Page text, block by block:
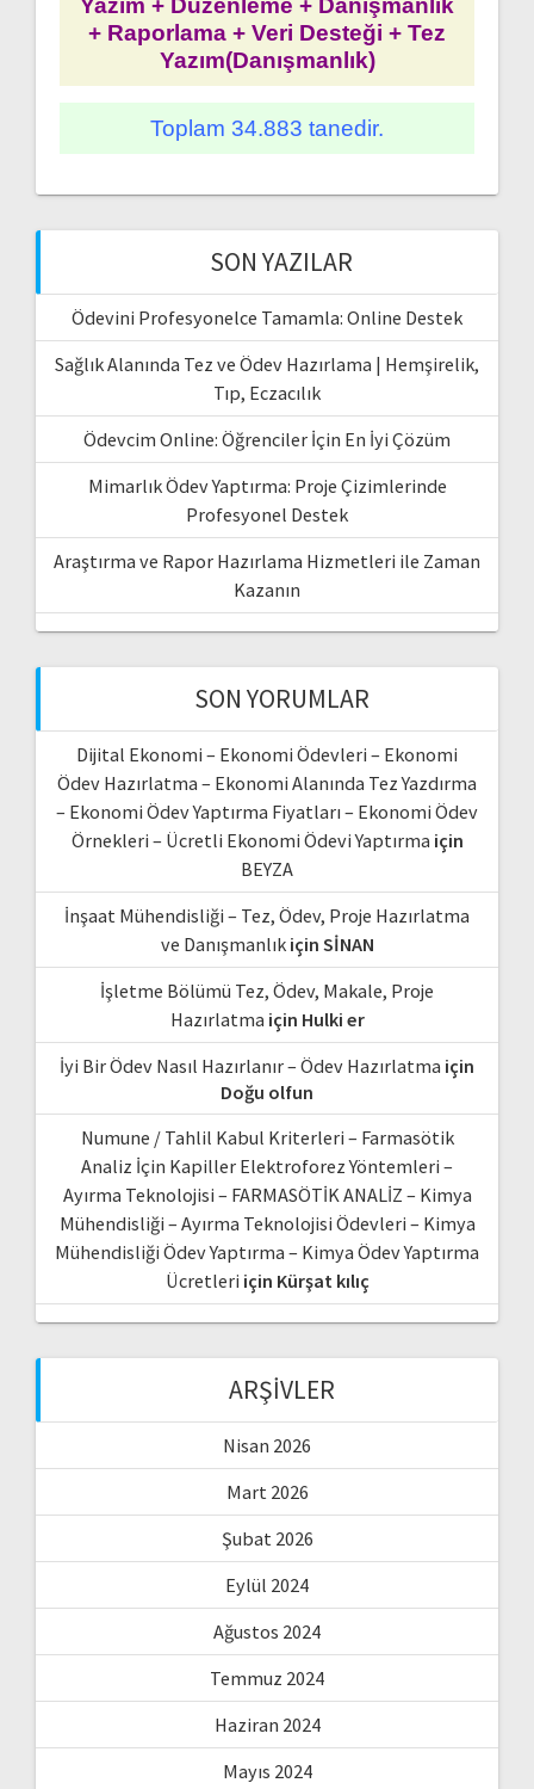
+ Raporlama + Veri Desteği + Tez
Yazım(Danışmanlık)
Toplam 34.883 tanedir.
SON YAZILAR
Ödevini Profesyonelce Tamamla: Online Destek
Sağlık Alanında Tez ve Ödev Hazırlama | Hemşirelik,
Tıp, Eczacılık
Ödevcim Online: Öğrenciler İçin En İyi Çözüm
Mimarlık Ödev Yaptırma: Proje Çizimlerinde
Profesyonel Destek
Araştırma ve Rapor Hazırlama Hizmetleri ile Zaman
Kazanın
SON YORUMLAR
Dijital Ekonomi – Ekonomi Ödevleri – Ekonomi
Ödev Hazırlatma – Ekonomi Alanında Tez Yazdırma
– Ekonomi Ödev Yaptırma Fiyatları – Ekonomi Ödev
Örnekleri – Ücretli Ekonomi Ödevi Yaptırma için
BEYZA
İnşaat Mühendisliği – Tez, Ödev, Proje Hazırlatma
ve Danışmanlıkiçin SİNAN
İşletme Bölümü Tez, Ödev, Makale, Proje
Hazırlatma için Hulki er
İyi Bir Ödev Nasıl Hazırlanır – Ödev Hazırlatma için
Doğu olfun
Numune / Tahlil Kabul Kriterleri – Farmasötik
Analiz İçin Kapiller Elektroforez Yöntemleri –
Ayırma Teknolojisi – FARMASÖTİK ANALİZ – Kimya
Mühendisliği – Ayırma Teknolojisi Ödevleri – Kimya
Mühendisliği Ödev Yaptırma – Kimya Ödev Yaptırma
Ücretleri için Kürşat kılıç
ARŞIVLER
Nisan 2026
Mart 2026
Şubat 2026
Eylül 2024
Ağustos 2024
Temmuz 2024
Haziran 2024
Mayıs 2024